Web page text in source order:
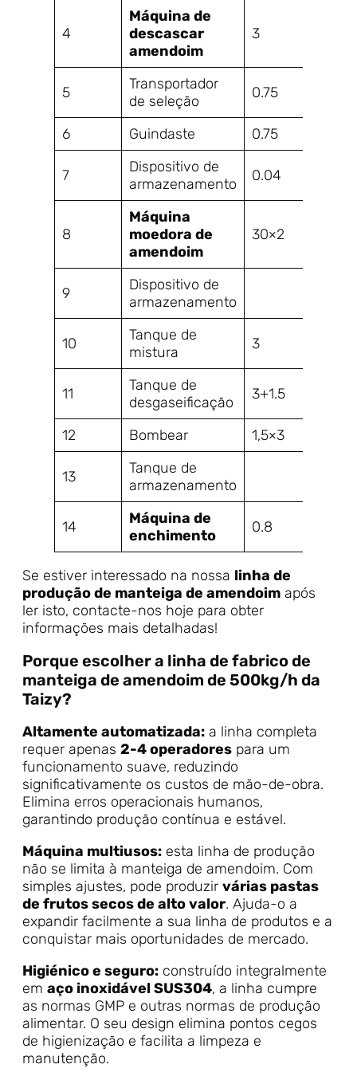
4
Máquina de
descascar
amendoim
3
5
Transportador
de seleção
0.75
6 Guindaste 0.75
7
Dispositivo de
armazenamento
0.04
8
Máquina
moedora de
amendoim
30×2
9
Dispositivo de
armazenamento
10
Tanque de
mistura
3
11
Tanque de
desgaseificação
3+1.5
12 Bombear 1,5×3
13
Tanque de
armazenamento
14
Máquina de
enchimento
0.8
Se estiver interessado na nossa linha de
produção de manteiga de amendoim após
ler isto, contacte-nos hoje para obter
informações mais detalhadas!
Porque escolher a linha de fabrico de
manteiga de amendoim de 500kg/h da
Taizy?
Altamente automatizada: a linha completa
requer apenas 2-4 operadores para um
funcionamento suave, reduzindo
significativamente os custos de mão-de-obra.
Elimina erros operacionais humanos,
garantindo produção contínua e estável.
Máquina multiusos: esta linha de produção
não se limita à manteiga de amendoim. Com
simples ajustes, pode produzir várias pastas
de frutos secos de alto valor. Ajuda-o a
expandir facilmente a sua linha de produtos e a
conquistar mais oportunidades de mercado.
Higiénico e seguro: construído integralmente
em aço inoxidável SUS304, a linha cumpre
as normas GMP e outras normas de produção
alimentar. O seu design elimina pontos cegos
de higienização e facilita a limpeza e
manutenção.